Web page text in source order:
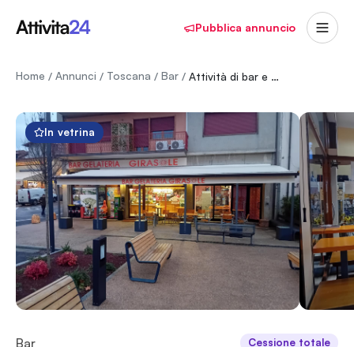
Pubblica annuncio
Home / Annunci / Toscana / Bar / Attività di bar e Gelateria artigianale produzione propria
In vetrina
Bar Cessione totale